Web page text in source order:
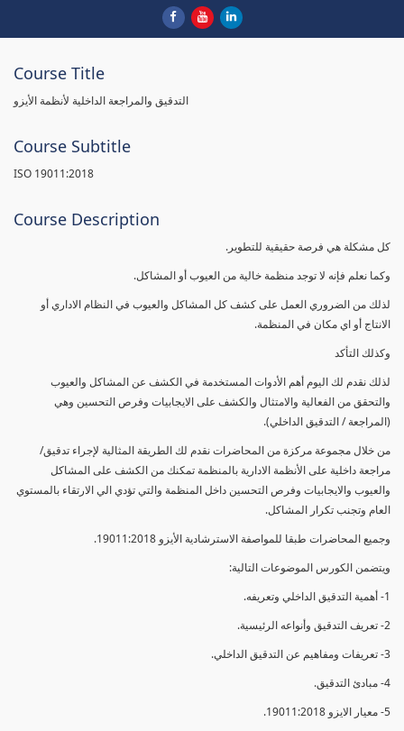
Course Title
التدقيق والمراجعة الداخلية لأنظمة الأيزو
Course Subtitle
ISO 19011:2018
Course Description
كل مشكلة هي فرصة حقيقية للتطوير.
وكما نعلم فإنه لا توجد منظمة خالية من العيوب أو المشاكل.
لذلك من الضروري العمل على كشف كل المشاكل والعيوب في النظام الاداري أو
الانتاج أو اي مكان في المنظمة.
وكذلك التأكد
لذلك نقدم لك اليوم أهم الأدوات المستخدمة في الكشف عن المشاكل والعيوب
والتحقق من الفعالية والامتثال والكشف على الايجابيات وفرص التحسين وهي
(المراجعة / التدقيق الداخلي).
من خلال مجموعة مركزة من المحاضرات نقدم لك الطريقة المثالية لإجراء تدقيق/
مراجعة داخلية على الأنظمة الادارية بالمنظمة تمكنك من الكشف على المشاكل
والعيوب والايجابيات وفرص التحسين داخل المنظمة والتي تؤدي الي الارتقاء بالمستوي
العام وتجنب تكرار المشاكل.
وجميع المحاضرات طبقا للمواصفة الاسترشادية الأيزو 19011:2018.
ويتضمن الكورس الموضوعات التالية:
1- أهمية التدقيق الداخلي وتعريفه.
2- تعريف التدقيق وأنواعه الرئيسية.
3- تعريفات ومفاهيم عن التدقيق الداخلي.
4- مبادئ التدقيق.
5- معيار الايزو 19011:2018.